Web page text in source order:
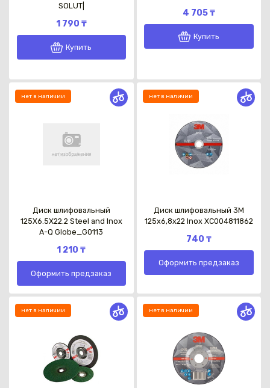
SOLUT|
1 790 ₸
Купить
4 705 ₸
Купить
нет в наличии
Диск шлифовальный
125X6.5X22.2 Steel and Inox
A-Q Globe_G0113
1 210 ₸
Оформить предзаказ
нет в наличии
Диск шлифовальный 3M
125x6,8x22 Inox XC004811862
740 ₸
Оформить предзаказ
нет в наличии нет в наличии